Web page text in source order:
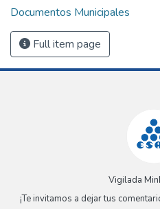
Documentos Municipales
Full item page
Vigilada
¡Te invitamos a dejar tus